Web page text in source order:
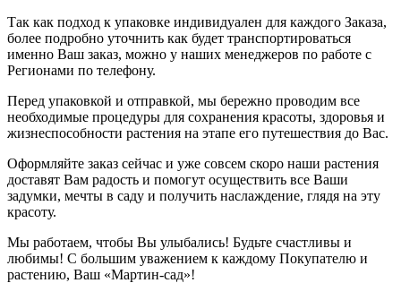
Так как подход к упаковке индивидуален для каждого Заказа,
более подробно уточнить как будет транспортироваться
именно Ваш заказ, можно у наших менеджеров по работе с
Регионами по телефону.
Перед упаковкой и отправкой, мы бережно проводим все
необходимые процедуры для сохранения красоты, здоровья и
жизнеспособности растения на этапе его путешествия до Вас.
Оформляйте заказ сейчас и уже совсем скоро наши растения
доставят Вам радость и помогут осуществить все Ваши
задумки, мечты в саду и получить наслаждение, глядя на эту
красоту.
Мы работаем, чтобы Вы улыбались! Будьте счастливы и
любимы! С большим уважением к каждому Покупателю и
растению, Ваш «Мартин-сад»!